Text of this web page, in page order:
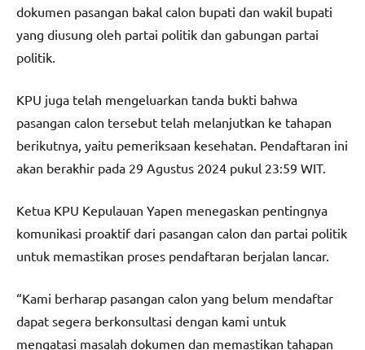
dokumen pasangan bakal calon bupati dan wakil bupati
yang diusung oleh partai politik dan gabungan partai
politik.
KPU juga telah mengeluarkan tanda bukti bahwa
pasangan calon tersebut telah melanjutkan ke tahapan
berikutnya, yaitu pemeriksaan kesehatan. Pendaftaran ini
akan berakhir pada 29 Agustus 2024 pukul 23:59 WIT.
Ketua KPU Kepulauan Yapen menegaskan pentingnya
komunikasi proaktif dari pasangan calon dan partai politik
untuk memastikan proses pendaftaran berjalan lancar.
“Kami berharap pasangan calon yang belum mendaftar
dapat segera berkonsultasi dengan kami untuk
mengatasi masalah dokumen dan memastikan tahapan